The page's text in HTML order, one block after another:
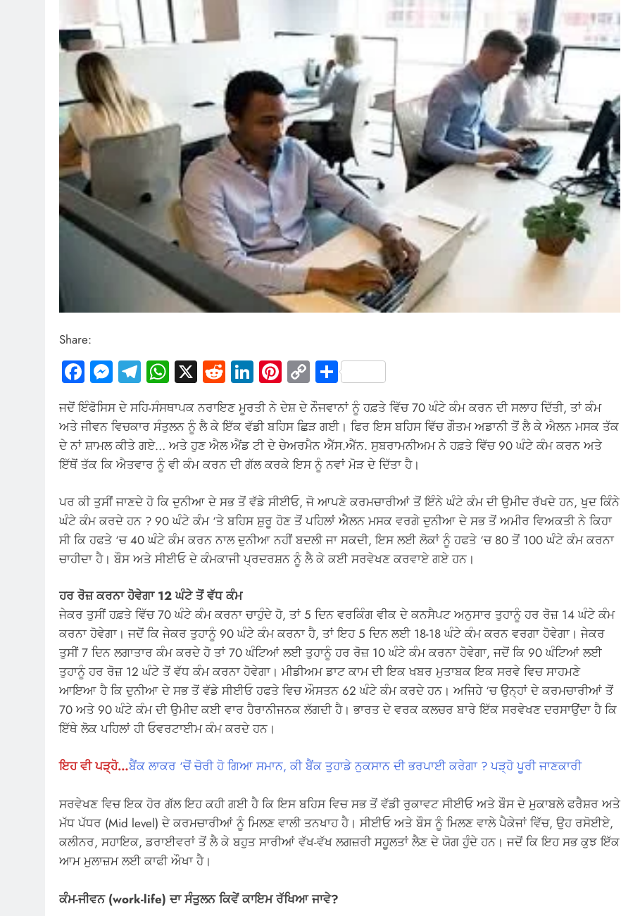
Share:
Facebook
Messenger
Telegram
WhatsApp
X RedditLinkedIn
Pinterest
Copy
Link
Share
ਜਦੋਂ ਇੰਫੋਸਿਸ ਦੇ ਸਹਿ-ਸੰਸਥਾਪਕ ਨਰਾਇਣ ਮੂਰਤੀ ਨੇ ਦੇਸ਼ ਦੇ ਨੌਜਵਾਨਾਂ ਨੂੰ ਹਫ਼ਤੇ ਵਿੱਚ 70 ਘੰਟੇ ਕੰਮ ਕਰਨ ਦੀ ਸਲਾਹ ਦਿੱਤੀ, ਤਾਂ ਕੰਮ
ਅਤੇ ਜੀਵਨ ਵਿਚਕਾਰ ਸੰਤੁਲਨ ਨੂੰ ਲੈ ਕੇ ਇੱਕ ਵੱਡੀ ਬਹਿਸ ਛਿੜ ਗਈ। ਫਿਰ ਇਸ ਬਹਿਸ ਵਿੱਚ ਗੌਤਮ ਅਡਾਨੀ ਤੋਂ ਲੈ ਕੇ ਐਲਨ ਮਸਕ ਤੱਕ
ਦੇ ਨਾਂ ਸ਼ਾਮਲ ਕੀਤੇ ਗਏ… ਅਤੇ ਹੁਣ ਐਲ ਐਂਡ ਟੀ ਦੇ ਚੇਅਰਮੈਨ ਐੱਸ.ਐੱਨ. ਸੁਬਰਾਮਨੀਅਮ ਨੇ ਹਫ਼ਤੇ ਵਿੱਚ 90 ਘੰਟੇ ਕੰਮ ਕਰਨ ਅਤੇ
ਇੱਥੋਂ ਤੱਕ ਕਿ ਐਤਵਾਰ ਨੂੰ ਵੀ ਕੰਮ ਕਰਨ ਦੀ ਗੱਲ ਕਰਕੇ ਇਸ ਨੂੰ ਨਵਾਂ ਮੋੜ ਦੇ ਦਿੱਤਾ ਹੈ।
ਪਰ ਕੀ ਤੁਸੀਂ ਜਾਣਦੇ ਹੋ ਕਿ ਦੁਨੀਆ ਦੇ ਸਭ ਤੋਂ ਵੱਡੇ ਸੀਈਓ, ਜੋ ਆਪਣੇ ਕਰਮਚਾਰੀਆਂ ਤੋਂ ਇੰਨੇ ਘੰਟੇ ਕੰਮ ਦੀ ਉਮੀਦ ਰੱਖਦੇ ਹਨ, ਖੁਦ ਕਿੰਨੇ
ਘੰਟੇ ਕੰਮ ਕਰਦੇ ਹਨ ? 90 ਘੰਟੇ ਕੰਮ ‘ਤੇ ਬਹਿਸ ਸ਼ੁਰੂ ਹੋਣ ਤੋਂ ਪਹਿਲਾਂ ਐਲਨ ਮਸਕ ਵਰਗੇ ਦੁਨੀਆ ਦੇ ਸਭ ਤੋਂ ਅਮੀਰ ਵਿਅਕਤੀ ਨੇ ਕਿਹਾ
ਸੀ ਕਿ ਹਫਤੇ ‘ਚ 40 ਘੰਟੇ ਕੰਮ ਕਰਨ ਨਾਲ ਦੁਨੀਆ ਨਹੀਂ ਬਦਲੀ ਜਾ ਸਕਦੀ, ਇਸ ਲਈ ਲੋਕਾਂ ਨੂੰ ਹਫਤੇ ‘ਚ 80 ਤੋਂ 100 ਘੰਟੇ ਕੰਮ ਕਰਨਾ
ਚਾਹੀਦਾ ਹੈ। ਬੌਸ ਅਤੇ ਸੀਈਓ ਦੇ ਕੰਮਕਾਜੀ ਪ੍ਰਦਰਸ਼ਨ ਨੂੰ ਲੈ ਕੇ ਕਈ ਸਰਵੇਖਣ ਕਰਵਾਏ ਗਏ ਹਨ।
ਹਰ ਰੋਜ਼ ਕਰਨਾ ਹੋਵੇਗਾ 12 ਘੰਟੇ ਤੋਂ ਵੱਧ ਕੰਮ
ਜੇਕਰ ਤੁਸੀਂ ਹਫ਼ਤੇ ਵਿੱਚ 70 ਘੰਟੇ ਕੰਮ ਕਰਨਾ ਚਾਹੁੰਦੇ ਹੋ, ਤਾਂ 5 ਦਿਨ ਵਰਕਿੰਗ ਵੀਕ ਦੇ ਕਨਸੈਪਟ ਅਨੁਸਾਰ ਤੁਹਾਨੂੰ ਹਰ ਰੋਜ਼ 14 ਘੰਟੇ ਕੰਮ
ਕਰਨਾ ਹੋਵੇਗਾ। ਜਦੋਂ ਕਿ ਜੇਕਰ ਤੁਹਾਨੂੰ 90 ਘੰਟੇ ਕੰਮ ਕਰਨਾ ਹੈ, ਤਾਂ ਇਹ 5 ਦਿਨ ਲਈ 18-18 ਘੰਟੇ ਕੰਮ ਕਰਨ ਵਰਗਾ ਹੋਵੇਗਾ। ਜੇਕਰ
ਤੁਸੀਂ 7 ਦਿਨ ਲਗਾਤਾਰ ਕੰਮ ਕਰਦੇ ਹੋ ਤਾਂ 70 ਘੰਟਿਆਂ ਲਈ ਤੁਹਾਨੂੰ ਹਰ ਰੋਜ਼ 10 ਘੰਟੇ ਕੰਮ ਕਰਨਾ ਹੋਵੇਗਾ, ਜਦੋਂ ਕਿ 90 ਘੰਟਿਆਂ ਲਈ
ਤੁਹਾਨੂੰ ਹਰ ਰੋਜ਼ 12 ਘੰਟੇ ਤੋਂ ਵੱਧ ਕੰਮ ਕਰਨਾ ਹੋਵੇਗਾ। ਮੀਡੀਅਮ ਡਾਟ ਕਾਮ ਦੀ ਇਕ ਖਬਰ ਮੁਤਾਬਕ ਇਕ ਸਰਵੇ ਵਿਚ ਸਾਹਮਣੇ
ਆਇਆ ਹੈ ਕਿ ਦੁਨੀਆ ਦੇ ਸਭ ਤੋਂ ਵੱਡੇ ਸੀਈਓ ਹਫਤੇ ਵਿਚ ਔਸਤਨ 62 ਘੰਟੇ ਕੰਮ ਕਰਦੇ ਹਨ। ਅਜਿਹੇ ‘ਚ ਉਨ੍ਹਾਂ ਦੇ ਕਰਮਚਾਰੀਆਂ ਤੋਂ
70 ਅਤੇ 90 ਘੰਟੇ ਕੰਮ ਦੀ ਉਮੀਦ ਕਈ ਵਾਰ ਹੈਰਾਨੀਜਨਕ ਲੱਗਦੀ ਹੈ। ਭਾਰਤ ਦੇ ਵਰਕ ਕਲਚਰ ਬਾਰੇ ਇੱਕ ਸਰਵੇਖਣ ਦਰਸਾਉਂਦਾ ਹੈ ਕਿ
ਇੱਥੇ ਲੋਕ ਪਹਿਲਾਂ ਹੀ ਓਵਰਟਾਈਮ ਕੰਮ ਕਰਦੇ ਹਨ।
ਇਹ ਵੀ ਪੜ੍ਹੋ…ਬੈਂਕ ਲਾਕਰ ‘ਚੋਂ ਚੋਰੀ ਹੋ ਗਿਆ ਸਮਾਨ, ਕੀ ਬੈਂਕ ਤੁਹਾਡੇ ਨੁਕਸਾਨ ਦੀ ਭਰਪਾਈ ਕਰੇਗਾ ? ਪੜ੍ਹੋ ਪੂਰੀ ਜਾਣਕਾਰੀ
ਸਰਵੇਖਣ ਵਿਚ ਇਕ ਹੋਰ ਗੱਲ ਇਹ ਕਹੀ ਗਈ ਹੈ ਕਿ ਇਸ ਬਹਿਸ ਵਿਚ ਸਭ ਤੋਂ ਵੱਡੀ ਰੁਕਾਵਟ ਸੀਈਓ ਅਤੇ ਬੌਸ ਦੇ ਮੁਕਾਬਲੇ ਫਰੈਸ਼ਰ ਅਤੇ
ਮੱਧ ਪੱਧਰ (Mid level) ਦੇ ਕਰਮਚਾਰੀਆਂ ਨੂੰ ਮਿਲਣ ਵਾਲੀ ਤਨਖਾਹ ਹੈ। ਸੀਈਓ ਅਤੇ ਬੌਸ ਨੂੰ ਮਿਲਣ ਵਾਲੇ ਪੈਕੇਜਾਂ ਵਿੱਚ, ਉਹ ਰਸੋਈਏ,
ਕਲੀਨਰ, ਸਹਾਇਕ, ਡਰਾਈਵਰਾਂ ਤੋਂ ਲੈ ਕੇ ਬਹੁਤ ਸਾਰੀਆਂ ਵੱਖ-ਵੱਖ ਲਗਜ਼ਰੀ ਸਹੂਲਤਾਂ ਲੈਣ ਦੇ ਯੋਗ ਹੁੰਦੇ ਹਨ। ਜਦੋਂ ਕਿ ਇਹ ਸਭ ਕੁਝ ਇੱਕ
ਆਮ ਮੁਲਾਜ਼ਮ ਲਈ ਕਾਫੀ ਔਖਾ ਹੈ।
ਕੰਮ-ਜੀਵਨ (work-life) ਦਾ ਸੰਤੁਲਨ ਕਿਵੇਂ ਕਾਇਮ ਰੱਖਿਆ ਜਾਵੇ?